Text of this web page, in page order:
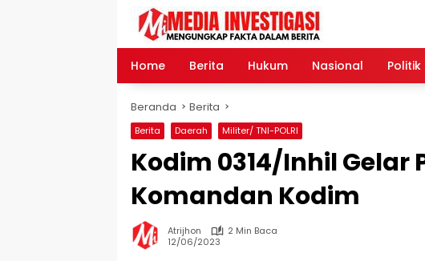
Home Berita Hukum Nasional Politik
Beranda Berita
Berita Daerah Militer/ TNI-POLRI
Kodim 0314/Inhil Gelar
Komandan Kodim
Atrijhon
2 Min Baca
12/06/2023